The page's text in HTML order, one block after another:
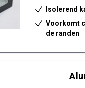
Isolerend
Voorkomt
de randen